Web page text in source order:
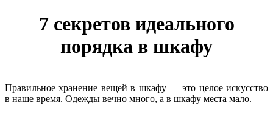
7 секретов идеального
порядка в шкафу
Правильное хранение вещей в шкафу — это целое искусство
в наше время. Одежды вечно много, а в шкафу места мало.